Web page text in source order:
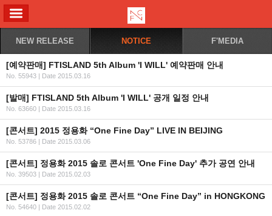
NEW RELEASE NOTICE F'MEDIA
[예약판매] FTISLAND 5th Album 'I WILL' 예약판매 안내
No. 55943 | Date 2015.03.16
[발매] FTISLAND 5th Album 'I WILL' 공개 일정 안내
No. 63660 | Date 2015.03.16
[콘서트] 2015 정용화 “One Fine Day” LIVE IN BEIJING
No. 53786 | Date 2015.03.06
[콘서트] 정용화 2015 솔로 콘서트 'One Fine Day' 추가 공연 안내
No. 39503 | Date 2015.02.03
[콘서트] 정용화 2015 솔로 콘서트 “One Fine Day” in HONGKONG
No. 54640 | Date 2015.02.02